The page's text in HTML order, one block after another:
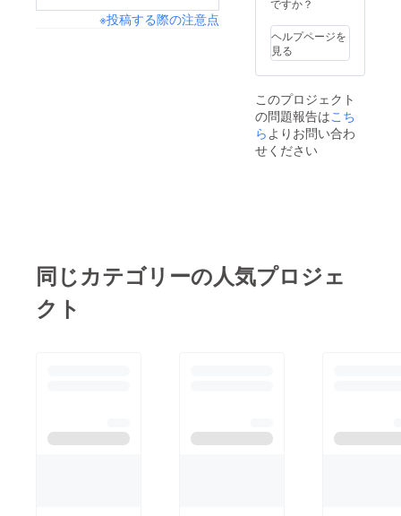
※投稿する際の注意点
ですか？
ヘルプページを
見る
このプロジェクト
の問題報告はこち
ら よりお問い合わ
せください
同じカテゴリーの人気プロジェ
クト